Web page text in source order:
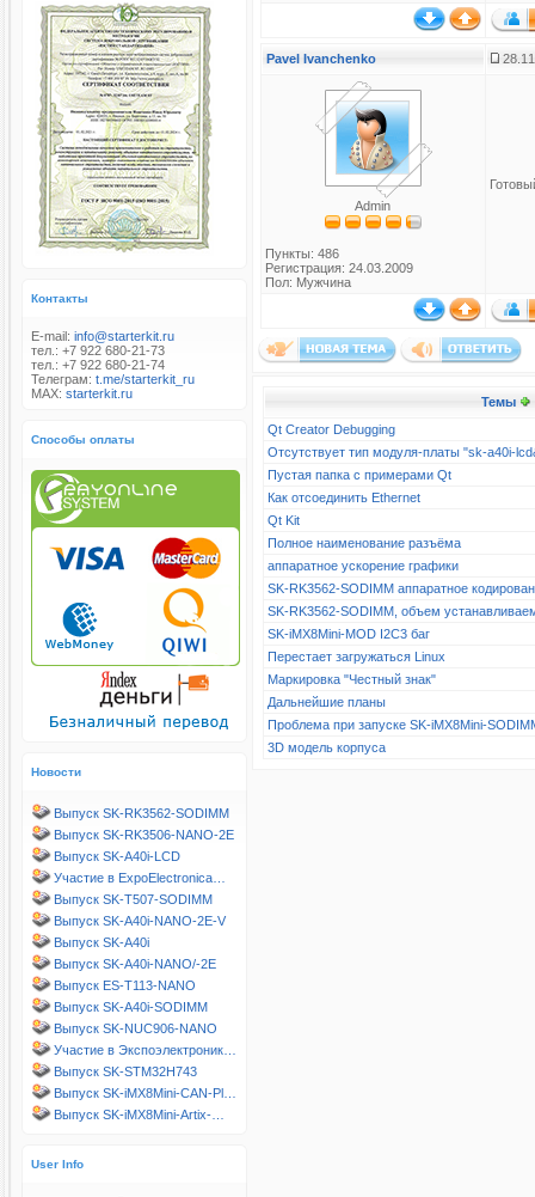
Контакты
E-mail: info@starterkit.ru
тел.: +7 922 680-21-73
тел.: +7 922 680-21-74
Телеграм: t.me/starterkit_ru
MAX: starterkit.ru
Способы оплаты
Новости
Выпуск SK-RK3562-SODIMM
Выпуск SK-RK3506-NANO-2E
Выпуск SK-A40i-LCD
Участие в ExpoElectronica…
Выпуск SK-T507-SODIMM
Выпуск SK-A40i-NANO-2E-V
Выпуск SK-A40i
Выпуск SK-A40i-NANO/-2E
Выпуск ES-T113-NANO
Выпуск SK-A40i-SODIMM
Выпуск SK-NUC906-NANO
Участие в Экспоэлектроник…
Выпуск SK-STM32H743
Выпуск SK-iMX8Mini-CAN-Pl…
Выпуск SK-iMX8Mini-Artix-…
User Info
Pavel Ivanchenko
Admin
Пункты: 486
Регистрация: 24.03.2009
Пол: Мужчина
Темы
Qt Creator Debugging
Отсутствует тип модуля-платы "sk-a40i-
Пустая папка с примерами Qt
Как отсоединить Ethernet
Qt Kit
Полное наименование разъёма
аппаратное ускорение графики
SK-RK3562-SODIMM аппаратное
SK-RK3562-SODIMM, объем
SK-iMX8Mini-MOD I2C3 баг
Перестает загружаться Linux
Маркировка "Честный знак"
Дальнейшие планы
Проблема при запуске SK-iMX8Mini-
3D модель корпуса